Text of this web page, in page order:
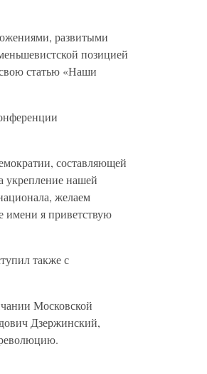
развитыми
позицией
статью «Наши
составляющей
укрепление нашей
желаем
имени я приветствую
также с
Московской
Дзержинский,